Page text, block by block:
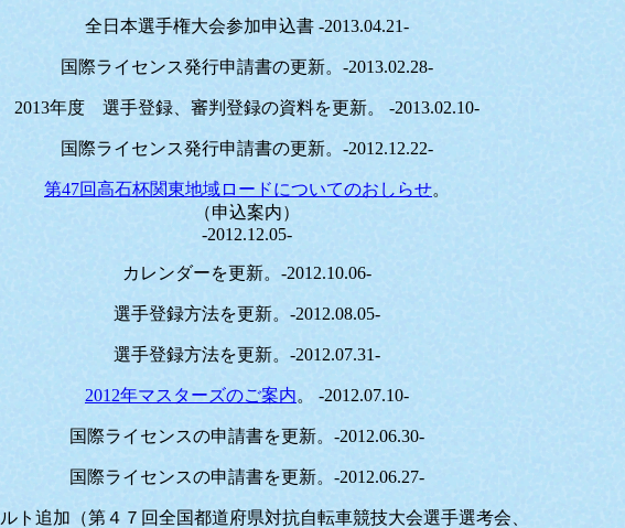
全日本選手権大会参加申込書 -2013.04.21-
国際ライセンス発行申請書の更新。-2013.02.28-
2013年度 選手登録、審判登録の資料を更新。 -2013.02.10-
国際ライセンス発行申請書の更新。-2012.12.22-
第47回高石杯関東地域ロードについてのおしらせ。
（申込案内）
-2012.12.05-
カレンダーを更新。-2012.10.06-
選手登録方法を更新。-2012.08.05-
選手登録方法を更新。-2012.07.31-
2012年マスターズのご案内。 -2012.07.10-
国際ライセンスの申請書を更新。-2012.06.30-
国際ライセンスの申請書を更新。-2012.06.27-
ト追加（第４７回全国都道府県対抗自転車競技大会選手選考会、